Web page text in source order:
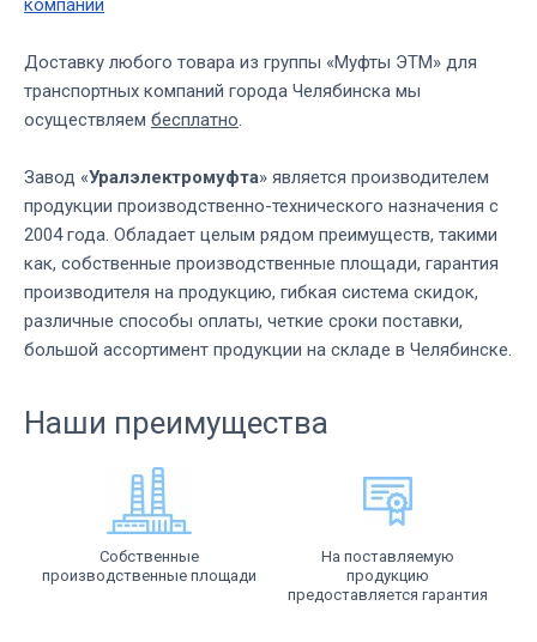
компании
Доставку любого товара из группы «Муфты ЭТМ» для
транспортных компаний города Челябинска мы
осуществляем бесплатно.
Завод «Уралэлектромуфта» является производителем
продукции производственно-технического назначения с
2004 года. Обладает целым рядом преимуществ, такими
как, собственные производственные площади, гарантия
производителя на продукцию, гибкая система скидок,
различные способы оплаты, четкие сроки поставки,
большой ассортимент продукции на складе в Челябинске.
Наши преимущества
Собственные
производственные площади
На поставляемую
продукцию
предоставляется гарантия